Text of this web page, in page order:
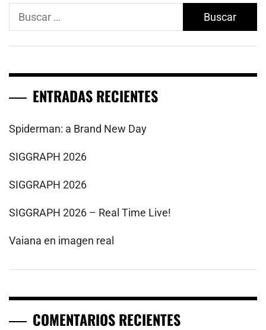
Buscar:
ENTRADAS RECIENTES
Spiderman: a Brand New Day
SIGGRAPH 2026
SIGGRAPH 2026
SIGGRAPH 2026 – Real Time Live!
Vaiana en imagen real
COMENTARIOS RECIENTES